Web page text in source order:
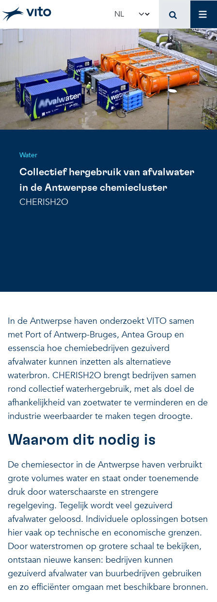
Skip to main content
Select your language
Water
Collectief hergebruik van afvalwater
in de Antwerpse chemiecluster
CHERISH2O
In de Antwerpse haven onderzoekt VITO samen
met Port of Antwerp-Bruges, Antea Group en
essenscia hoe chemiebedrijven gezuiverd
afvalwater kunnen inzetten als alternatieve
waterbron. CHERISH2O brengt bedrijven samen
rond collectief waterhergebruik, met als doel de
afhankelijkheid van zoetwater te verminderen en de
industrie weerbaarder te maken tegen droogte.
Waarom dit nodig is
De chemiesector in de Antwerpse haven verbruikt
grote volumes water en staat onder toenemende
druk door waterschaarste en strengere
regelgeving. Tegelijk wordt veel gezuiverd
afvalwater geloosd. Individuele oplossingen botsen
hier vaak op technische en economische grenzen.
Door waterstromen op grotere schaal te bekijken,
ontstaan nieuwe kansen: bedrijven kunnen
gezuiverd afvalwater van buurbedrijven gebruiken
en zo efficiënter omgaan met beschikbare bronnen.